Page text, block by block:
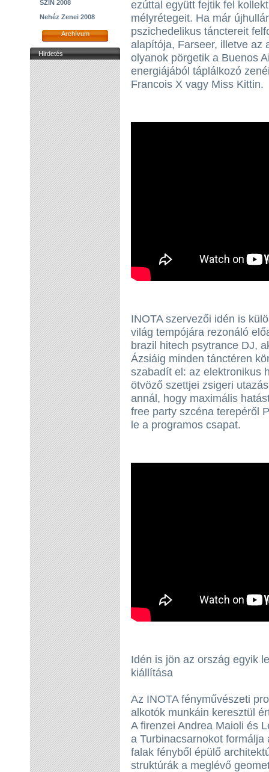
SZIN 2008
Nehéz Zenei 2008
Archívum
Hirdetés
ezúttal együtt fejtik fel
mélyrétegeit. Ha már
pszichedelikus tánctereit
alapítója, Farseer, illetve az
olyanok pörgetik a Buenos
energiájából táplálkozó
Francois X vagy Miss Kittin.
INOTA szervezői idén is
világ tempójára rezonáló
brazil hitech psytrance DJ,
Ázsiáig minden tánctéren
szabadít el: az elektronikus
ötvöző szettjei zsigeri
annál, hogy maximális
free party szcéna terepéről
le a programos csapat.
Idén is jön az ország egyik
kiállítása
Az INOTA fényművészeti
alkotók munkáin keresztül
A firenzei Andrea Maioli és
a Turbinacsarnokot
falak fényből épülő
struktúrák a meglévő